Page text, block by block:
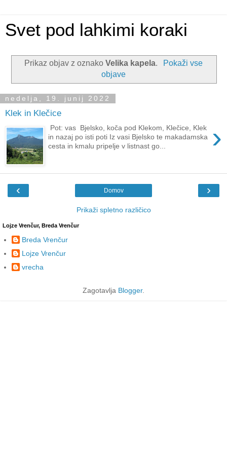
Svet pod lahkimi koraki
Prikaz objav z oznakoVelika kapela.
Pokaži vse
objave
nedelja, 19. junij 2022
Klek in Klečice
›
Pot: vas Bjelsko, koča pod Klekom, Klečice, Klek
in nazaj po isti poti Iz vasi Bjelsko te makadamska
cesta in kmalu pripelje v listnast go...
‹ ›
Domov
Prikaži spletno različico
Lojze Vrenčur, Breda Vrenčur
Breda Vrenčur
Lojze Vrenčur
vrecha
Zagotavlja Blogger.